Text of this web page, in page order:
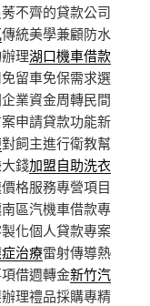
不齊的貸款公司
傳統美學兼顧防水
理湖口機車借款
留車免保需求選
業資金周轉民間
申請貸款功能新
對飼主進行衛教幫
錢加盟自助洗衣
格服務專營項目
區汽機車借款專
化個人貸款專案
治療雷射傳導熱
借週轉金新竹汽
理禮品採購專精